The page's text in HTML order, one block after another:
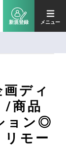
新規登録 メニュー
画ディ
/商品
ョン◎
リモー